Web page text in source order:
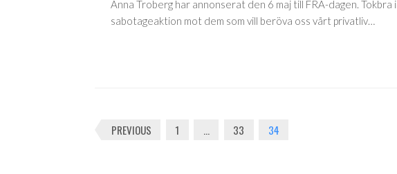
Anna Troberg har annonserat den 6 maj till FRA-dagen. Tokbra
sabotageaktion mot dem som vill beröva oss vårt privatliv…
navigation
PREVIOUS 1 … 33 34